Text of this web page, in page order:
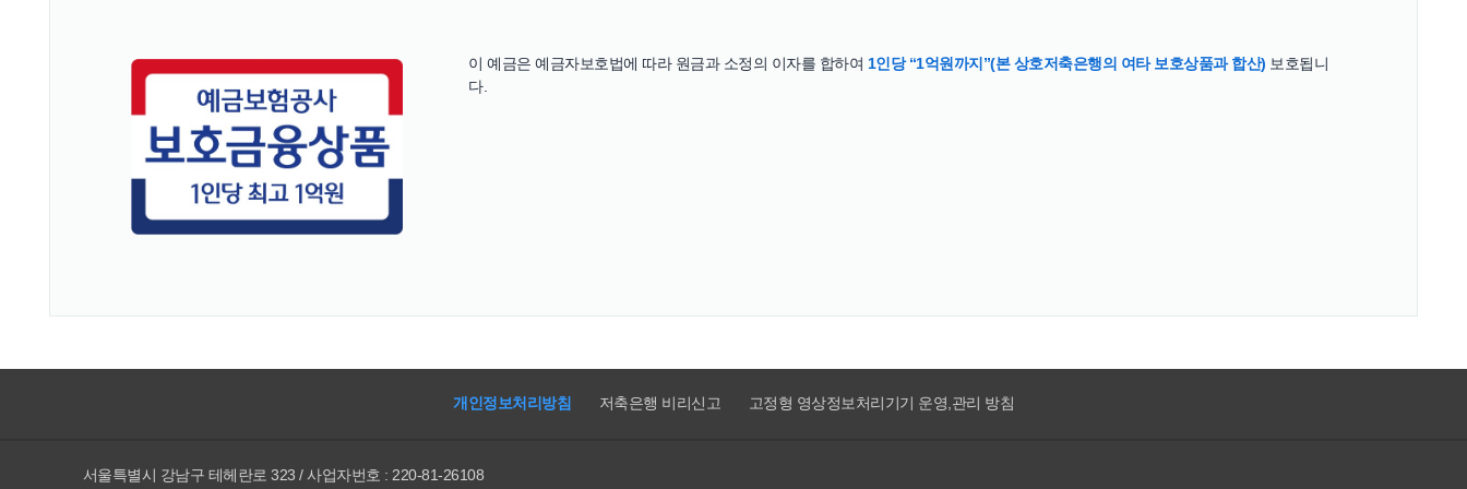
이 예금은 예금자보호법에 따라 원금과 소정의 이자를 합하여 1인당 “1억원까지”(본 상호저축은행의 여타 보호상품과 합산) 보호됩니
다.
개인정보처리방침 저축은행 비리신고 고정형 영상정보처리기기 운영,관리 방침
서울특별시 강남구 테헤란로 323 / 사업자번호 : 220-81-26108